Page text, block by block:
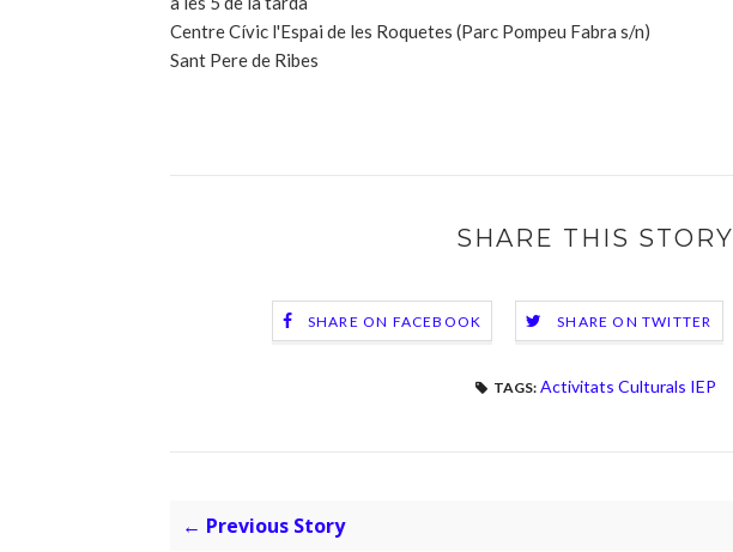
Centre Cívic l'Espai de les Roquetes (Parc Pompeu Fabra s/n)
Sant Pere de Ribes
SHARE THIS STORY
SHARE ON FACEBOOK SHARE ON TWITTER
TAGS: Activitats Culturals IEP
← Previous Story